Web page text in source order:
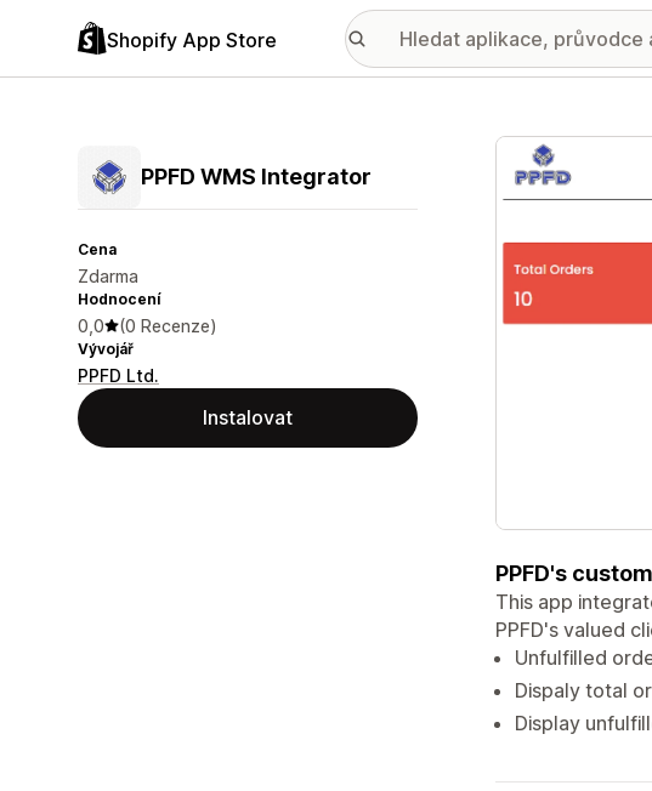
Shopify App Store
PPFD WMS Integrator
Cena
Zdarma
Hodnocení
0,0 (0 Recenze)
Vývojář
PPFD Ltd.
Instalovat
Galerie
PPFD's
This app
PPFD's valued
Unfulfilled
Dispaly total
Display